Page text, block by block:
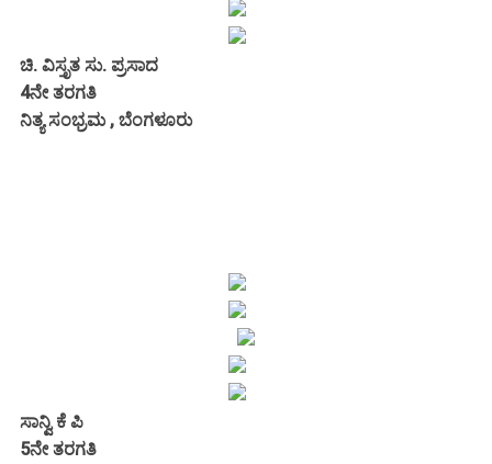
ಚಿ. ವಿಸ್ತೃತ ಸು. ಪ್ರಸಾದ
4ನೇ ತರಗತಿ
ನಿತ್ಯ ಸಂಭ್ರಮ , ಬೆಂಗಳೂರು
ಸಾನ್ವಿ ಕೆ ಪಿ
5ನೇ ತರಗತಿ